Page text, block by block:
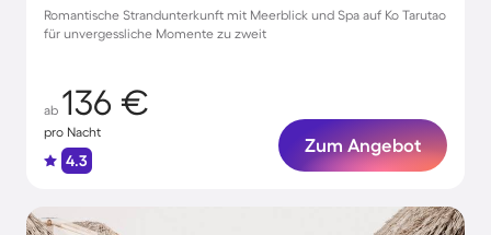
Romantische Strandunterkunft mit Meerblick und Spa auf Ko Tarutao
für unvergessliche Momente zu zweit
ab 136 €
pro Nacht
4.3
Zum Angebot